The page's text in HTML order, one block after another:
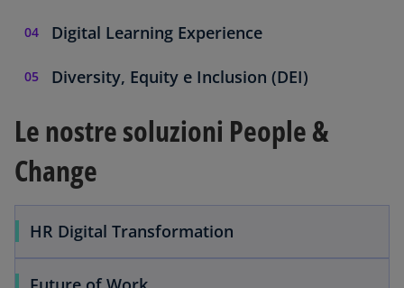
Digital Learning Experience
Diversity, Equity e Inclusion (DEI)
Le nostre soluzioni People &
Change
HR Digital Transformation